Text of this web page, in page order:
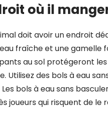
où il
doit avoir un endroit
fraîche et une gamelle
au sol protégeront
Utilisez des bols à eau
Les bols à eau sans
joueurs qui risquent de le